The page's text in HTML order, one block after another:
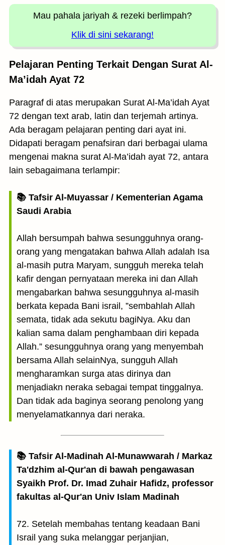
Mau pahala jariyah & rezeki berlimpah?
Klik di sini sekarang!
Pelajaran Penting Terkait Dengan Surat Al-
Ma’idah Ayat 72
Paragraf di atas merupakan Surat Al-Ma’idah Ayat
72 dengan text arab, latin dan terjemah artinya.
Ada beragam pelajaran penting dari ayat ini.
Didapati beragam penafsiran dari berbagai ulama
mengenai makna surat Al-Ma’idah ayat 72, antara
lain sebagaimana terlampir:
📚 Tafsir Al-Muyassar / Kementerian Agama
Saudi Arabia
Allah bersumpah bahwa sesungguhnya orang-
orang yang mengatakan bahwa Allah adalah Isa
al-masih putra Maryam, sungguh mereka telah
kafir dengan pernyataan mereka ini dan Allah
mengabarkan bahwa sesungguhnya al-masih
berkata kepada Bani israil, ”sembahlah Allah
semata, tidak ada sekutu bagiNya. Aku dan
kalian sama dalam penghambaan diri kepada
Allah.” sesungguhnya orang yang menyembah
bersama Allah selainNya, sungguh Allah
mengharamkan surga atas dirinya dan
menjadiakn neraka sebagai tempat tinggalnya.
Dan tidak ada baginya seorang penolong yang
menyelamatkannya dari neraka.
📚 Tafsir Al-Madinah Al-Munawwarah / Markaz
Ta'dzhim al-Qur'an di bawah pengawasan
Syaikh Prof. Dr. Imad Zuhair Hafidz, professor
fakultas al-Qur'an Univ Islam Madinah
72. Setelah membahas tentang keadaan Bani
Israil yang suka melanggar perjanjian,